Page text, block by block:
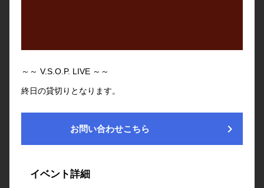
～～ V.S.O.P. LIVE ～～
終日の貸切りとなります。
お問い合わせこちら chevron_right
イベント詳細